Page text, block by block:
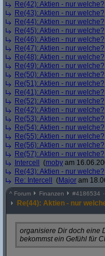
Re(42): Aktien - nur welche?
Re(43): Aktien - nur welche?
Re(44): Aktien - nur welche?
Re(45): Aktien - nur welche?
Re(46): Aktien - nur welche?
Re(47): Aktien - nur welche?
Re(48): Aktien - nur welche?
Re(49): Aktien - nur welche?
Re(50): Aktien - nur welche?
Re(51): Aktien - nur welche?
Re(41): Aktien - nur welche?
Re(52): Aktien - nur welche?
Re(42): Aktien - nur welche?
Re(53): Aktien - nur welche?
Re(54): Aktien - nur welche?
Re(55): Aktien - nur welche?
Re(56): Aktien - nur welche?
Re(57): Aktien - nur welche?
Intercell
(moby am
Re(43): Aktien - nur welche?
Re: Intercell
(Major am
^ Forum Finanzen #4186534
Re(44): Aktien - nur
organisiere Dir doch eine
bekommst ein Gefühl für